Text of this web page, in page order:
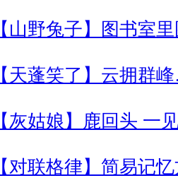
【山野兔子】图书室
【天蓬笑了】云拥群
【灰姑娘】鹿回头 一
【对联格律】简易记